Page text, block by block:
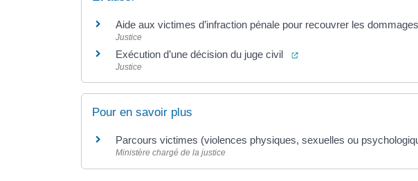
Aide aux victimes d’infraction pénale pour recouvrer les
Justice
Exécution d’une décision du juge civil (ouverture dans un nouvel
Justice
Pour en savoir plus
Parcours victimes (violences physiques, sexuelles ou
Ministère chargé de la justice